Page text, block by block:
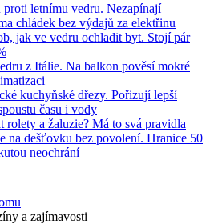
letnímu vedru. Nezapínají
chládek bez výdajů za elektřinu
jak ve vedru ochladit byt. Stojí pár
z Itálie. Na balkon pověsí mokré
kuchyňské dřezy. Pořizují lepší
času i vody
rolety a žaluzie? Má to svá pravidla
na dešťovku bez povolení. Hranice 50
neochrání
a zajímavosti